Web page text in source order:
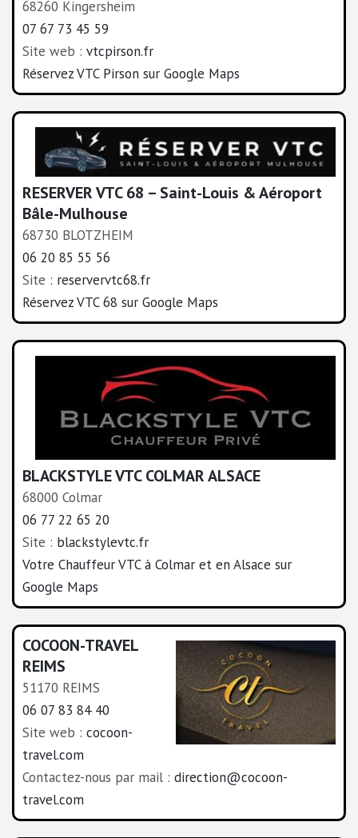
68260 Kingersheim
07 67 73 45 59
Site web : vtcpirson.fr
Réservez VTC Pirson sur Google Maps
RESERVER VTC 68 – Saint-Louis & Aéroport
Bâle-Mulhouse
68730 BLOTZHEIM
06 20 85 55 56
Site : reservervtc68.fr
Réservez VTC 68 sur Google Maps
BLACKSTYLE VTC COLMAR ALSACE
68000 Colmar
06 77 22 65 20
Site : blackstylevtc.fr
Votre Chauffeur VTC à Colmar et en Alsace sur
Google Maps
COCOON-TRAVEL
REIMS
51170 REIMS
06 07 83 84 40
Site web : cocoon-
travel.com
Contactez-nous par mail : direction@cocoon-
travel.com